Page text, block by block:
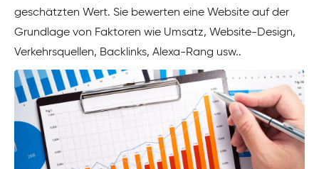
geschätzten Wert. Sie bewerten eine Website auf der
Grundlage von Faktoren wie Umsatz, Website-Design,
Verkehrsquellen, Backlinks, Alexa-Rang usw..